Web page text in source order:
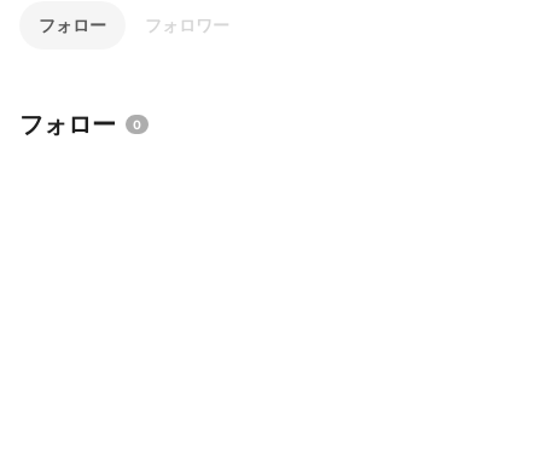
フォロー フォロワー
フォロー 0